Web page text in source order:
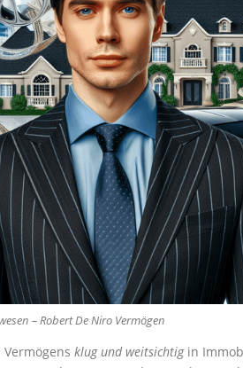
– Robert De Niro Vermögen
klug und weitsichtigin